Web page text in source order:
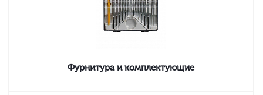
Фурнитура и комплектующие